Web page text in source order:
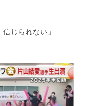
じられない」